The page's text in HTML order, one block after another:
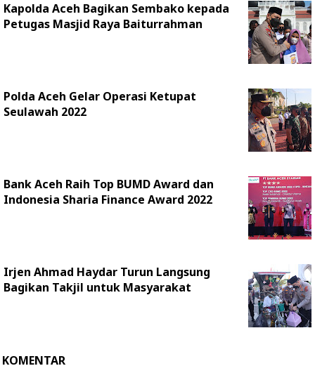
Kapolda Aceh Bagikan Sembako kepada
Petugas Masjid Raya Baiturrahman
Polda Aceh Gelar Operasi Ketupat
Seulawah 2022
Bank Aceh Raih Top BUMD Award dan
Indonesia Sharia Finance Award 2022
Irjen Ahmad Haydar Turun Langsung
Bagikan Takjil untuk Masyarakat
KOMENTAR